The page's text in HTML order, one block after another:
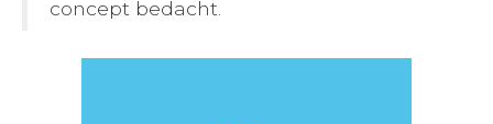
concept bedacht.